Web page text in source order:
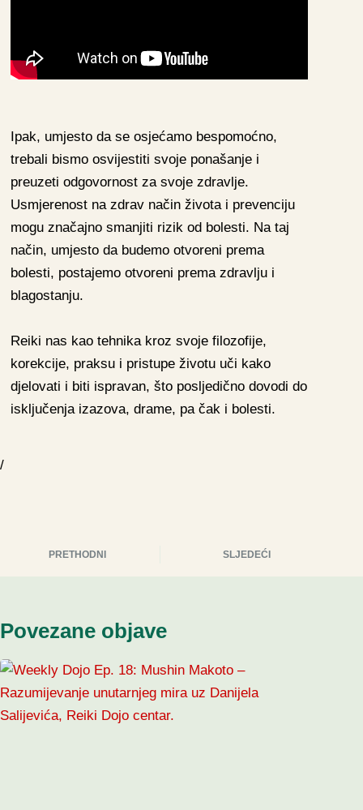
Ipak, umjesto da se osjećamo bespomoćno,
trebali bismo osvijestiti svoje ponašanje i
preuzeti odgovornost za svoje zdravlje.
Usmjerenost na zdrav način života i prevenciju
mogu značajno smanjiti rizik od bolesti. Na taj
način, umjesto da budemo otvoreni prema
bolesti, postajemo otvoreni prema zdravlju i
blagostanju.
Reiki nas kao tehnika kroz svoje filozofije,
korekcije, praksu i pristupe životu uči kako
djelovati i biti ispravan, što posljedično dovodi do
isključenja izazova, drame, pa čak i bolesti.
/
PRETHODNI SLJEDEĆI
Povezane objave